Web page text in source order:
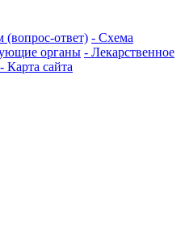
(вопрос-ответ) - Схема
органы - Лекарственное
- Карта сайта